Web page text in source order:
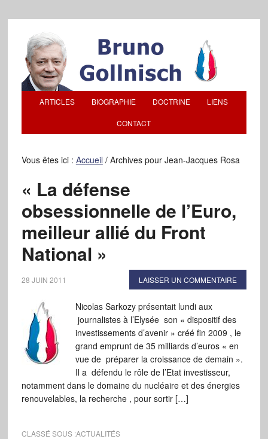
ARTICLES BIOGRAPHIE DOCTRINE LIENS
CONTACT
Vous êtes ici : Accueil /Archives pour Jean-Jacques Rosa
« La défense
obsessionnelle de l’Euro,
meilleur allié du Front
National »
28 JUIN 2011 LAISSER UN COMMENTAIRE
Nicolas Sarkozy présentait lundi aux
journalistes à l’Elysée son « dispositif des
investissements d’avenir » créé fin 2009 , le
grand emprunt de 35 milliards d’euros « en
vue de préparer la croissance de demain ».
Il a défendu le rôle de l’Etat investisseur,
notamment dans le domaine du nucléaire et des énergies
renouvelables, la recherche , pour sortir […]
CLASSÉ SOUS :ACTUALITÉS